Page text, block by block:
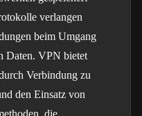
verlangen
beim Umgang
Daten. VPN bietet
Verbindung zu
den Einsatz von
die